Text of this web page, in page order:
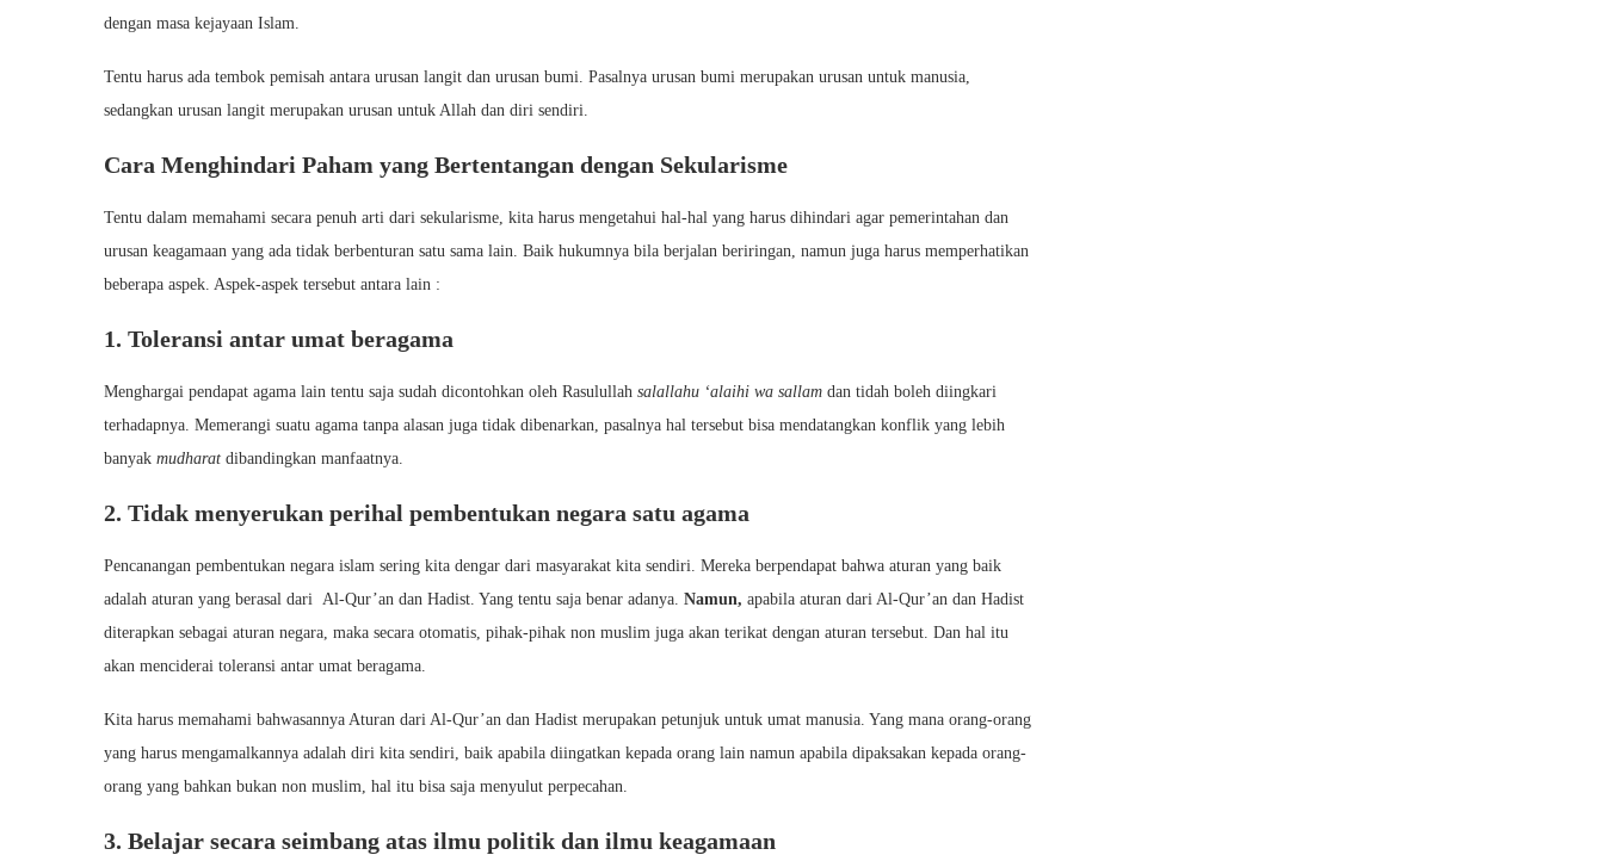
dengan masa kejayaan Islam.
Tentu harus ada tembok pemisah antara urusan langit dan urusan bumi. Pasalnya urusan bumi merupakan urusan untuk manusia,
sedangkan urusan langit merupakan urusan untuk Allah dan diri sendiri.
Cara Menghindari Paham yang Bertentangan dengan Sekularisme
Tentu dalam memahami secara penuh arti dari sekularisme, kita harus mengetahui hal-hal yang harus dihindari agar pemerintahan dan
urusan keagamaan yang ada tidak berbenturan satu sama lain. Baik hukumnya bila berjalan beriringan, namun juga harus memperhatikan
beberapa aspek. Aspek-aspek tersebut antara lain :
1. Toleransi antar umat beragama
Menghargai pendapat agama lain tentu saja sudah dicontohkan oleh Rasulullah salallahu ‘alaihi wa sallam dan tidah boleh diingkari
terhadapnya. Memerangi suatu agama tanpa alasan juga tidak dibenarkan, pasalnya hal tersebut bisa mendatangkan konflik yang lebih
banyak mudharat dibandingkan manfaatnya.
2. Tidak menyerukan perihal pembentukan negara satu agama
Pencanangan pembentukan negara islam sering kita dengar dari masyarakat kita sendiri. Mereka berpendapat bahwa aturan yang baik
adalah aturan yang berasal dari Al-Qur’an dan Hadist. Yang tentu saja benar adanya. Namun, apabila aturan dari Al-Qur’an dan Hadist
diterapkan sebagai aturan negara, maka secara otomatis, pihak-pihak non muslim juga akan terikat dengan aturan tersebut. Dan hal itu
akan menciderai toleransi antar umat beragama.
Kita harus memahami bahwasannya Aturan dari Al-Qur’an dan Hadist merupakan petunjuk untuk umat manusia. Yang mana orang-orang
yang harus mengamalkannya adalah diri kita sendiri, baik apabila diingatkan kepada orang lain namun apabila dipaksakan kepada orang-
orang yang bahkan bukan non muslim, hal itu bisa saja menyulut perpecahan.
3. Belajar secara seimbang atas ilmu politik dan ilmu keagamaan